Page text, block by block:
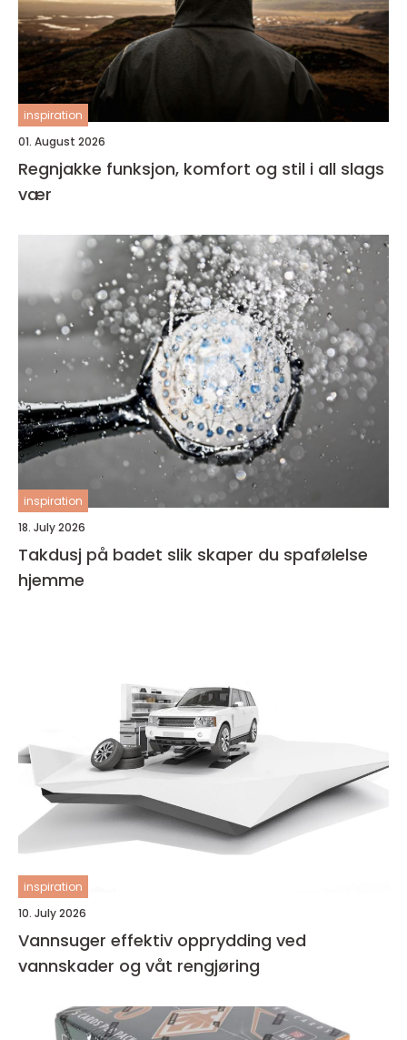
inspiration
01. August 2026
Regnjakke funksjon, komfort og stil i all slags
vær
inspiration
18. July 2026
Takdusj på badet slik skaper du spafølelse
hjemme
inspiration
10. July 2026
Vannsuger effektiv opprydding ved
vannskader og våt rengjøring